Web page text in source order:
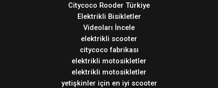
Citycoco Rooder Türkiye
Elektrikli Bisikletler
Videoları İncele
elektrikli scooter
citycoco fabrikası
elektrikli motosikletler
elektrikli motosikletler
yetişkinler için en iyi scooter